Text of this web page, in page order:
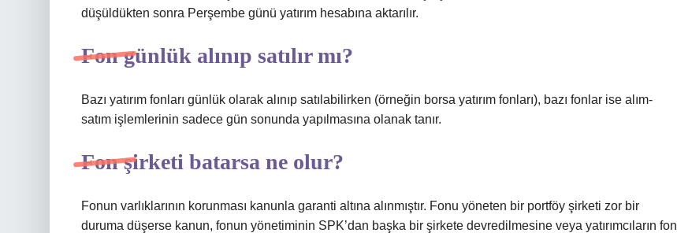
düşüldükten sonra Perşembe günü yatırım hesabına aktarılır.
Fon günlük alınıp satılır mı?
Bazı yatırım fonları günlük olarak alınıp satılabilirken (örneğin borsa yatırım fonları), bazı fonlar ise alım-
satım işlemlerinin sadece gün sonunda yapılmasına olanak tanır.
Fon şirketi batarsa ne olur?
Fonun varlıklarının korunması kanunla garanti altına alınmıştır. Fonu yöneten bir portföy şirketi zor bir
duruma düşerse kanun, fonun yönetiminin SPK’dan başka bir şirkete devredilmesine veya yatırımcıların fon